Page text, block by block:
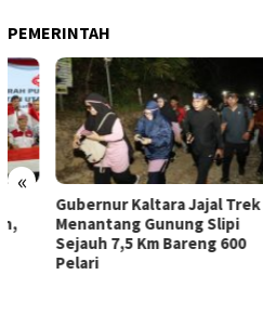
PEMERINTAH
«
Gubernur Kaltara Jajal Trek
Menantang Gunung Slipi
Sejauh 7,5 Km Bareng 600